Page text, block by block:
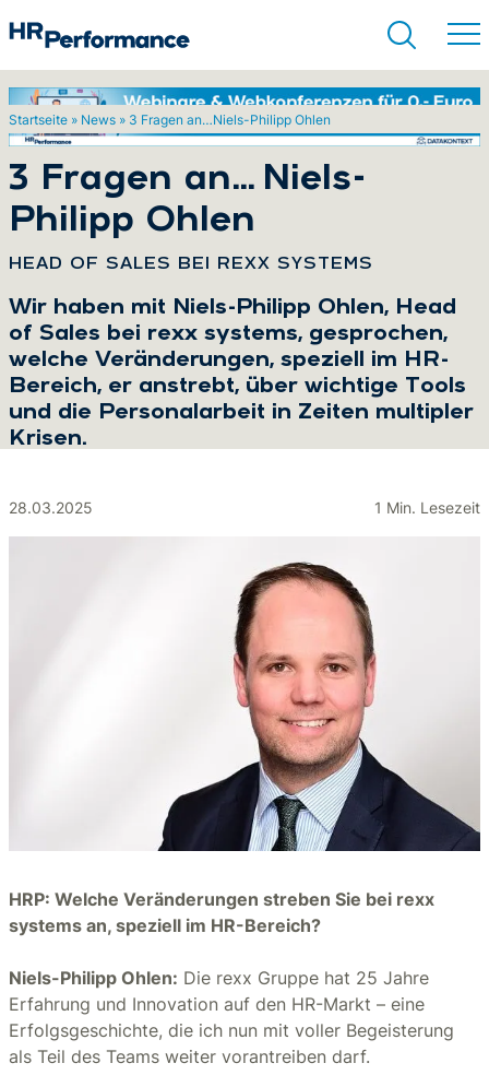
Startseite » News » 3 Fragen an…Niels-Philipp Ohlen
3 Fragen an…Niels-
Philipp Ohlen
HEAD OF SALES BEI REXX SYSTEMS
Wir haben mit Niels-Philipp Ohlen, Head
of Sales bei rexx systems, gesprochen,
welche Veränderungen, speziell im HR-
Bereich, er anstrebt, über wichtige Tools
und die Personalarbeit in Zeiten multipler
Krisen.
28.03.2025 1 Min. Lesezeit
HRP: Welche Veränderungen streben Sie bei rexx
systems an, speziell im HR-Bereich?
Niels-Philipp Ohlen: Die rexx Gruppe hat 25 Jahre
Erfahrung und Innovation auf den HR-Markt – eine
Erfolgsgeschichte, die ich nun mit voller Begeisterung
als Teil des Teams weiter vorantreiben darf.